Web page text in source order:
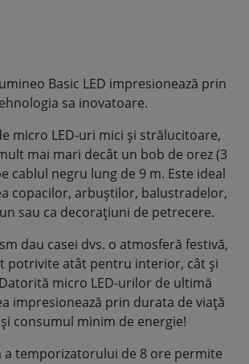
Basic LED impresionează prin
sa inovatoare.
micro LED-uri mici și strălucitoare,
mai mari decât un bob de orez (3
cablul negru lung de 9 m. Este ideal
copacilor, arbuștilor, balustradelor,
sau ca decorațiuni de petrecere.
dau casei dvs. o atmosferă festivă,
potrivite atât pentru interior, cât și
micro LED-urilor de ultimă
impresionează prin durata de viață
consumul minim de energie!
a temporizatorului de 8 ore permite